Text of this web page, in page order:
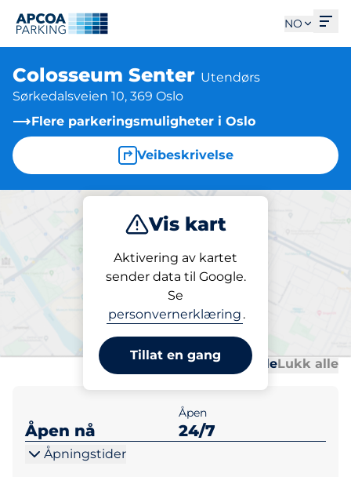
NO
Colosseum Senter Utendørs
Sørkedalsveien 10, 369 Oslo
Flere parkeringsmuligheter i Oslo
Veibeskrivelse
Vis kart
Aktivering av kartet
sender data til Google.
Se
personvernerklæring .
Tillat en gang
Lading
Parkering
Colosseum Senter
Åpne alleLukk alle
Åpen nå
Åpen
24/7
Åpningstider